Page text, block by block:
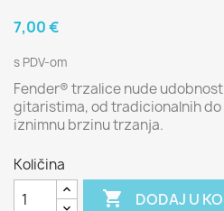
7,00 €
s PDV-om
Fender® trzalice nude
gitaristima, od tradicionalnih
iznimnu brzinu trzanja.
Količina
 DODAJ U